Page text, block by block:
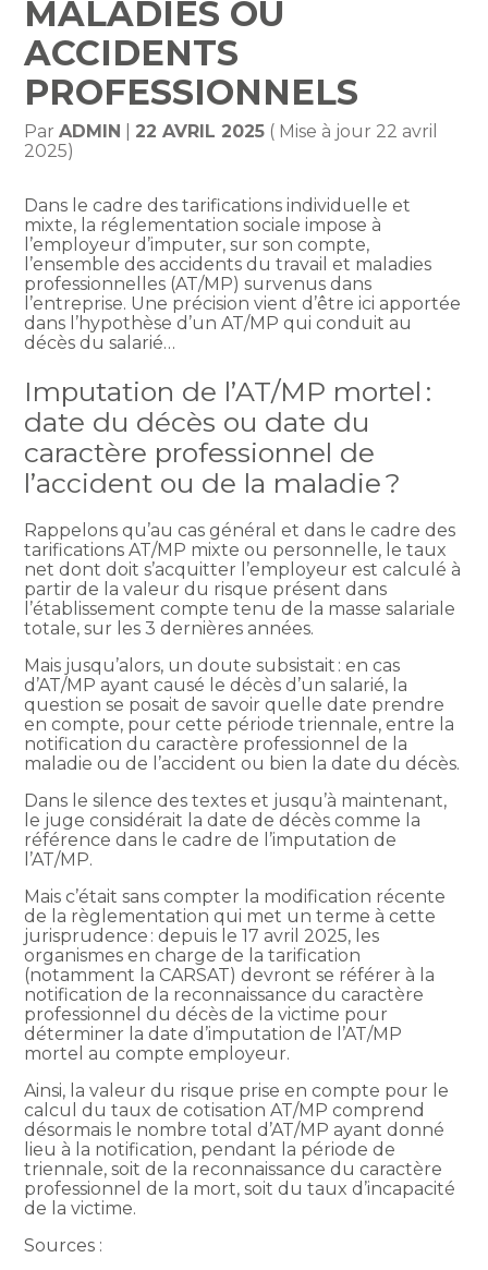
MALADIES OU
ACCIDENTS
PROFESSIONNELS
ParADMIN 22 AVRIL 2025 ( Mise à jour 22 avril
2025)
Dans le cadre des tarifications individuelle et
mixte, la réglementation sociale impose à
l’employeur d’imputer, sur son compte,
l’ensemble des accidents du travail et maladies
professionnelles (AT/MP) survenus dans
l’entreprise. Une précision vient d’être ici apportée
dans l’hypothèse d’un AT/MP qui conduit au
décès du salarié…
Imputation de l’AT/MP mortel :
date du décès ou date du
caractère professionnel de
l’accident ou de la maladie ?
Rappelons qu’au cas général et dans le cadre des
tarifications AT/MP mixte ou personnelle, le taux
net dont doit s’acquitter l’employeur est calculé à
partir de la valeur du risque présent dans
l’établissement compte tenu de la masse salariale
totale, sur les 3 dernières années.
Mais jusqu’alors, un doute subsistait : en cas
d’AT/MP ayant causé le décès d’un salarié, la
question se posait de savoir quelle date prendre
en compte, pour cette période triennale, entre la
notification du caractère professionnel de la
maladie ou de l’accident ou bien la date du décès.
Dans le silence des textes et jusqu’à maintenant,
le juge considérait la date de décès comme la
référence dans le cadre de l’imputation de
l’AT/MP.
Mais c’était sans compter la modification récente
de la règlementation qui met un terme à cette
jurisprudence : depuis le 17 avril 2025, les
organismes en charge de la tarification
(notamment la CARSAT) devront se référer à la
notification de la reconnaissance du caractère
professionnel du décès de la victime pour
déterminer la date d’imputation de l’AT/MP
mortel au compte employeur.
Ainsi, la valeur du risque prise en compte pour le
calcul du taux de cotisation AT/MP comprend
désormais le nombre total d’AT/MP ayant donné
lieu à la notification, pendant la période de
triennale, soit de la reconnaissance du caractère
professionnel de la mort, soit du taux d’incapacité
de la victime.
Sources :